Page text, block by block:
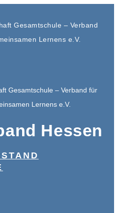
Gesamtschule – Verband
Lernens e.V.
Gesamtschule – Verband für
Lernens e.V.
Hessen